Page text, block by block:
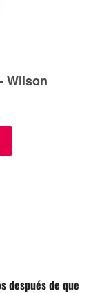
después de que